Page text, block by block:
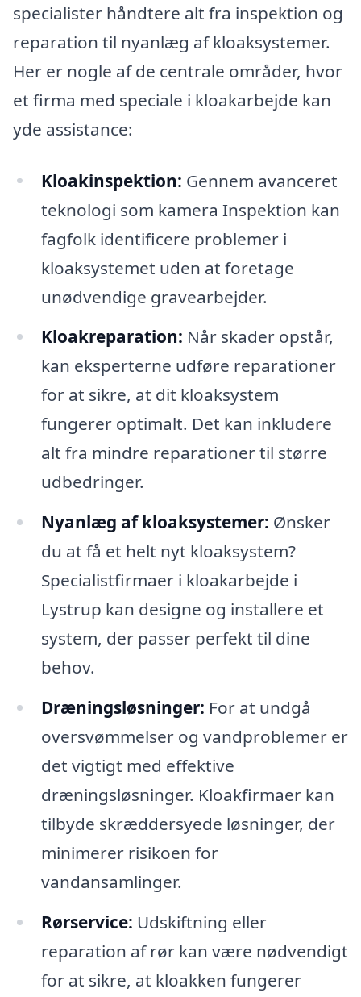
specialister håndtere alt fra inspektion og
reparation til nyanlæg af kloaksystemer.
Her er nogle af de centrale områder, hvor
et firma med speciale i kloakarbejde kan
yde assistance:
Kloakinspektion: Gennem avanceret
teknologi som kamera Inspektion kan
fagfolk identificere problemer i
kloaksystemet uden at foretage
unødvendige gravearbejder.
Kloakreparation: Når skader opstår,
kan eksperterne udføre reparationer
for at sikre, at dit kloaksystem
fungerer optimalt. Det kan inkludere
alt fra mindre reparationer til større
udbedringer.
Nyanlæg af kloaksystemer: Ønsker
du at få et helt nyt kloaksystem?
Specialistfirmaer i kloakarbejde i
Lystrup kan designe og installere et
system, der passer perfekt til dine
behov.
Dræningsløsninger: For at undgå
oversvømmelser og vandproblemer er
det vigtigt med effektive
dræningsløsninger. Kloakfirmaer kan
tilbyde skræddersyede løsninger, der
minimerer risikoen for
vandansamlinger.
Rørservice: Udskiftning eller
reparation af rør kan være nødvendigt
for at sikre, at kloakken fungerer